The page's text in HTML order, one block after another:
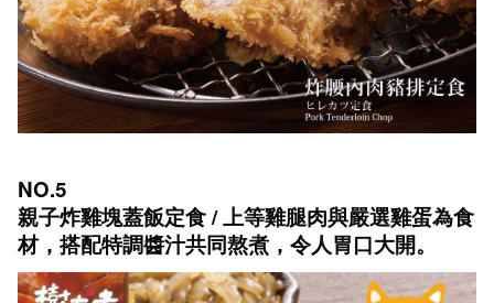
NO.5
親子炸雞塊蓋飯定食 / 上等雞腿肉與嚴選雞蛋為食
材，搭配特調醬汁共同熬煮，令人胃口大開。